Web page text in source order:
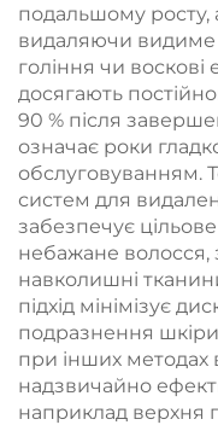
подальшому росту,
видаляючи видиме
гоління чи воскові
досягають
90 % після
означає роки
обслуговуванням.
систем для
забезпечує
небажане
навколишні
підхід мінімізує
подразнення
при інших методах
надзвичайно
наприклад верхня